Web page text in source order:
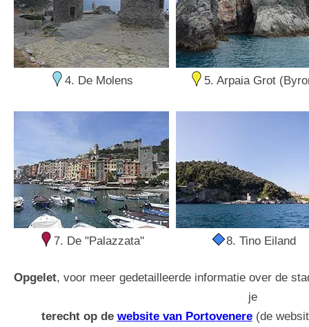
4. De Molens 5. Arpaia Grot
7. De "Palazzata" 8. Tino Eiland
Opgelet, voor meer gedetailleerde informatie over de
je
terecht op de website van Portovenere(de